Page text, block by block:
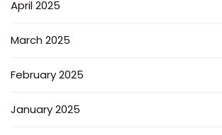
April 2025
March 2025
February 2025
January 2025